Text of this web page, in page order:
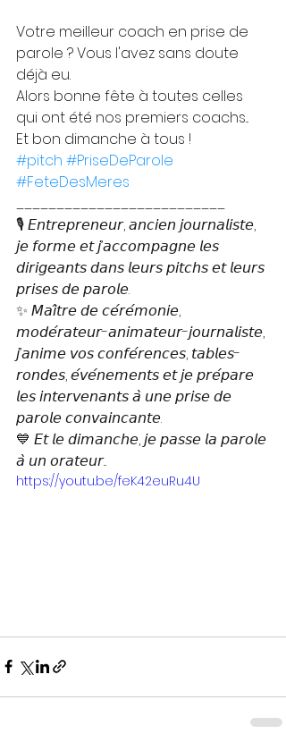
Votre meilleur coach en prise de
parole ? Vous l'avez sans doute
déjà eu.
Alors bonne fête à toutes celles
qui ont été nos premiers coachs...
Et bon dimanche à tous !
#pitch #PriseDeParole
#FeteDesMeres
__________________________
🎙️ 𝘌𝘯𝘵𝘳𝘦𝘱𝘳𝘦𝘯𝘦𝘶𝘳, 𝘢𝘯𝘤𝘪𝘦𝘯 𝘫𝘰𝘶𝘳𝘯𝘢𝘭𝘪𝘴𝘵𝘦,
𝘫𝘦 𝘧𝘰𝘳𝘮𝘦 𝘦𝘵 𝘫’𝘢𝘤𝘤𝘰𝘮𝘱𝘢𝘨𝘯𝘦 𝘭𝘦𝘴
𝘥𝘪𝘳𝘪𝘨𝘦𝘢𝘯𝘵𝘴 𝘥𝘢𝘯𝘴 𝘭𝘦𝘶𝘳𝘴 𝘱𝘪𝘵𝘤𝘩𝘴 𝘦𝘵 𝘭𝘦𝘶𝘳𝘴
𝘱𝘳𝘪𝘴𝘦𝘴 𝘥𝘦 𝘱𝘢𝘳𝘰𝘭𝘦.
✨ 𝘔𝘢𝘪̂𝘵𝘳𝘦 𝘥𝘦 𝘤𝘦́𝘳𝘦́𝘮𝘰𝘯𝘪𝘦,
𝘮𝘰𝘥𝘦́𝘳𝘢𝘵𝘦𝘶𝘳-𝘢𝘯𝘪𝘮𝘢𝘵𝘦𝘶𝘳-𝘫𝘰𝘶𝘳𝘯𝘢𝘭𝘪𝘴𝘵𝘦,
𝘫’𝘢𝘯𝘪𝘮𝘦 𝘷𝘰𝘴 𝘤𝘰𝘯𝘧𝘦́𝘳𝘦𝘯𝘤𝘦𝘴, 𝘵𝘢𝘣𝘭𝘦𝘴-
𝘳𝘰𝘯𝘥𝘦𝘴, 𝘦́𝘷𝘦́𝘯𝘦𝘮𝘦𝘯𝘵𝘴 𝘦𝘵 𝘫𝘦 𝘱𝘳𝘦́𝘱𝘢𝘳𝘦
𝘭𝘦𝘴 𝘪𝘯𝘵𝘦𝘳𝘷𝘦𝘯𝘢𝘯𝘵𝘴 𝘢̀ 𝘶𝘯𝘦 𝘱𝘳𝘪𝘴𝘦 𝘥𝘦
𝘱𝘢𝘳𝘰𝘭𝘦 𝘤𝘰𝘯𝘷𝘢𝘪𝘯𝘤𝘢𝘯𝘵𝘦.
💙 𝘌𝘵 𝘭𝘦 𝘥𝘪𝘮𝘢𝘯𝘤𝘩𝘦, 𝘫𝘦 𝘱𝘢𝘴𝘴𝘦 𝘭𝘢 𝘱𝘢𝘳𝘰𝘭𝘦
𝘢̀ 𝘶𝘯 𝘰𝘳𝘢𝘵𝘦𝘶𝘳...
https://youtu.be/feK42euRu4U